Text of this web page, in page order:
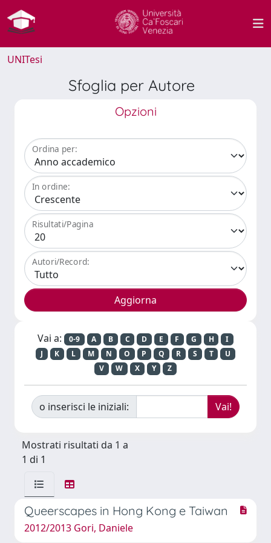
UNITesi
Sfoglia per Autore
Opzioni
Ordina per:
In ordine:
Risultati/Pagina
Autori/Record:
Vai a: 0-9 A B C D E F G H
I
J
K L M N O P Q R S T
U
V
W X Y Z
o inserisci le iniziali:
Mostrati risultati da 1 a
1 di 1
Queerscapes in Hong Kong e Taiwan
2012/2013 Gori, Daniele